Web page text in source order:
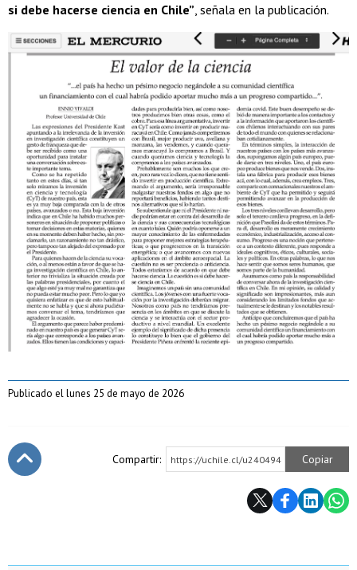
si debe hacerse ciencia en Chile” , señala en la publicación.
Publicado el lunes 25 de mayo de 2026
Compartir: https://uchile.cl/u240494 Copiar